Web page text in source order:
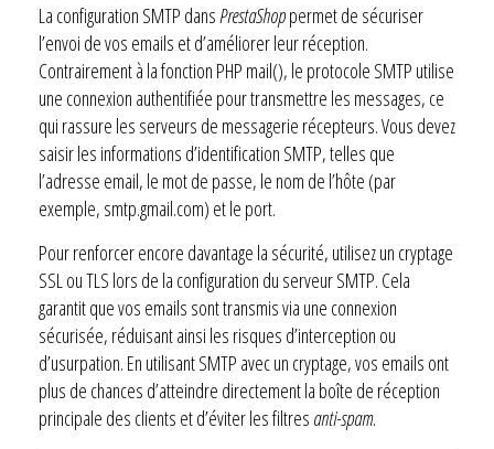
La configuration SMTP dansPrestaShoppermet de sécuriser
l’envoi de vos emails et d’améliorer leur réception.
Contrairement à la fonction PHP mail(), le protocole SMTP utilise
une connexion authentifiée pour transmettre les messages, ce
qui rassure les serveurs de messagerie récepteurs. Vous devez
saisir les informations d’identification SMTP, telles que
l’adresse email, le mot de passe, le nom de l’hôte (par
exemple, smtp.gmail.com) et le port.
Pour renforcer encore davantage la sécurité, utilisez un cryptage
SSL ou TLS lors de la configuration du serveur SMTP. Cela
garantit que vos emails sont transmis via une connexion
sécurisée, réduisant ainsi les risques d’interception ou
d’usurpation. En utilisant SMTP avec un cryptage, vos emails ont
plus de chances d’atteindre directement la boîte de réception
principale des clients et d’éviter les filtres anti-spam.